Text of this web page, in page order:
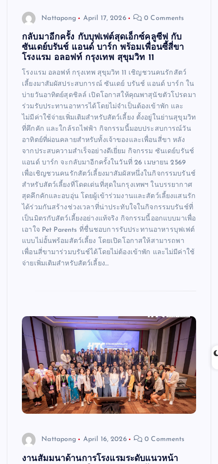
Nattapong April 17, 2026 0 Comments
กลับมาอีกครั้ง กับบุฟเฟต์สุดเอ็กซ์คลูซีฟ กับ
ซันเดย์บรันช์ แอนด์ บาร์ก พร้อมเพื่อนซี้สี่ขา
โรงแรม อลอฟท์ กรุงเทพ สุขุมวิท 11
โรงแรม อลอฟท์ กรุงเทพ สุขุมวิท 11 เชิญชวนคนรักสัตว์
เลี้ยงมาสัมผัสประสบการณ์ ซันเดย์ บรันช์ แอนด์ บาร์ก ใน
บ่ายวันอาทิตย์สุดชิลล์ เปิดโอกาสให้คุณพาสุนัขตัวโปรดมา
ร่วมรับประทานอาหารได้โดยไม่จำเป็นต้องเข้าพัก และ
ไม่มีค่าใช้จ่ายเพิ่มเติมสำหรับสัตว์เลี้ยง ตั้งอยู่ในย่านสุขุมวิท
ที่คึกคัก และใกล้รถไฟฟ้า กิจกรรมนี้มอบประสบการณ์วัน
อาทิตย์ที่ผ่อนคลายสำหรับทั้งเจ้าของและเพื่อนสี่ขา หลัง
จากประสบความสำเร็จอย่างดีเยี่ยม กิจกรรม ซันเดย์บรันช์
แอนด์ บาร์ก จะกลับมาอีกครั้งในวันที่ 26 เมษายน 2569
เพื่อเชิญชวนคนรักสัตว์เลี้ยงมาสัมผัสหนึ่งในกิจกรรมบรันช์
สำหรับสัตว์เลี้ยงที่โดดเด่นที่สุดในกรุงเทพฯ ในบรรยากาศ
สุดคึกคักและอบอุ่น โดยผู้เข้าร่วมงานและสัตว์เลี้ยงแสนรัก
ได้ร่วมกันสร้างช่วงเวลาที่น่าประทับใจในกิจกรรมบรันช์ที่
เป็นมิตรกับสัตว์เลี้ยงอย่างแท้จริง กิจกรรมนี้ออกแบบมาเพื่อ
เอาใจ Pet Parents ที่ชื่นชอบการรับประทานอาหารบุฟเฟต์
แบบไม่อั้นพร้อมสัตว์เลี้ยง โดยเปิดโอกาสให้สามารถพา
เพื่อนสี่ขามาร่วมบรันช์ได้โดยไม่ต้องเข้าพัก และไม่มีค่าใช้
จ่ายเพิ่มเติมสำหรับสัตว์เลี้ยง…
Nattapong April 16, 2026 0 Comments
งานสัมมนาด้านการโรงแรมระดับแนวหน้า